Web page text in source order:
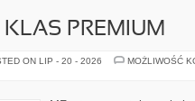
PREMIUM
ON LIP - 20 - 2026
MOŻLIWOŚĆ